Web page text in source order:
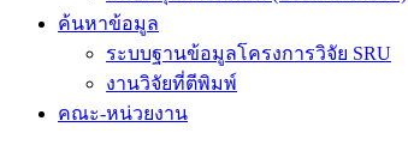
ค้นหาข้อมูล
ระบบฐานข้อมูลโครงการวิจัย SRU
งานวิจัยที่ตีพิมพ์
คณะ-หน่วยงาน